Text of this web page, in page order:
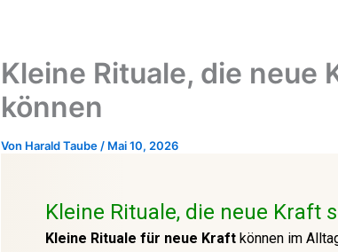
Kleine Rituale, die neue
können
Von Harald Taube / Mai 10, 2026
Kleine Rituale, die neue Kraft
Kleine Rituale für neue Kraft können im